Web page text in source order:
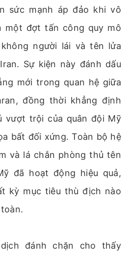
sức mạnh áp đảo khi vô
một đợt tấn công quy mô
người lái và tên lửa
Sự kiện này đánh dấu
mới trong quan hệ giữa
đồng thời khẳng định
vượt trội của quân đội Mỹ
bất đối xứng. Toàn bộ hệ
và lá chắn phòng thủ tên
đã hoạt động hiệu quả,
kỳ mục tiêu thù địch nào
đánh chặn cho thấy